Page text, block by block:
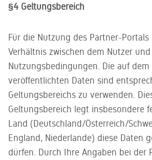
§4 Geltungsbereich
Für die Nutzung des Partner-
Verhältnis zwischen dem Nutzer und
Nutzungsbedingungen. Die auf
veröffentlichten Daten sind
Geltungsbereichs zu verwenden.
Geltungsbereich legt insbesondere
Land (Deutschland/Österreich/
England, Niederlande) diese Daten
dürfen. Durch Ihre Angaben bei der